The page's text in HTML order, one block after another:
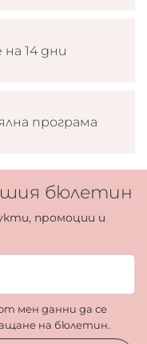
14 дни
програма
бюлетин
промоции и
мен данни да се
на бюлетин.